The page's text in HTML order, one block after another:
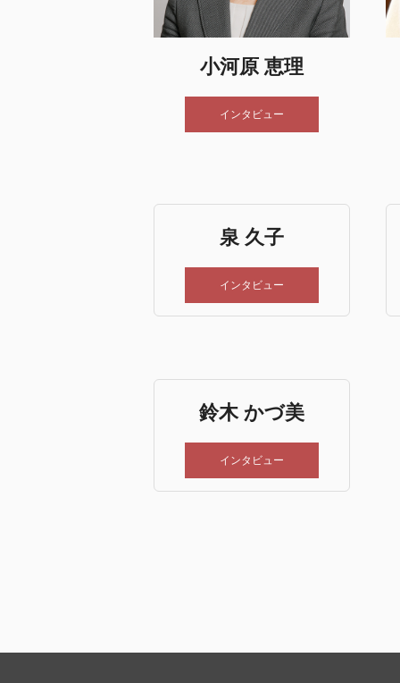
小河原 恵理
インタビュー
泉 久子
インタビュー
鈴木 かづ美
インタビュー